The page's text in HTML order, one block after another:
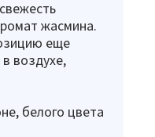
жасмина.
еще
воздухе,
белого цвета